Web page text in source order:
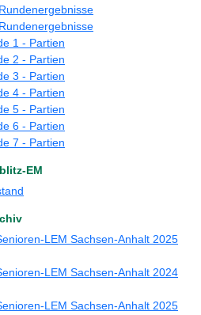
1 - Partien
2 - Partien
3 - Partien
4 - Partien
5 - Partien
6 - Partien
7 - Partien
EM
LEM Sachsen-Anhalt 2025
LEM Sachsen-Anhalt 2024
LEM Sachsen-Anhalt 2025